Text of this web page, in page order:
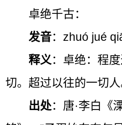
卓绝千古：
发音：zhuó jué
释义 ：卓绝：程
切。超过以往的一切人
出处：唐·李白《